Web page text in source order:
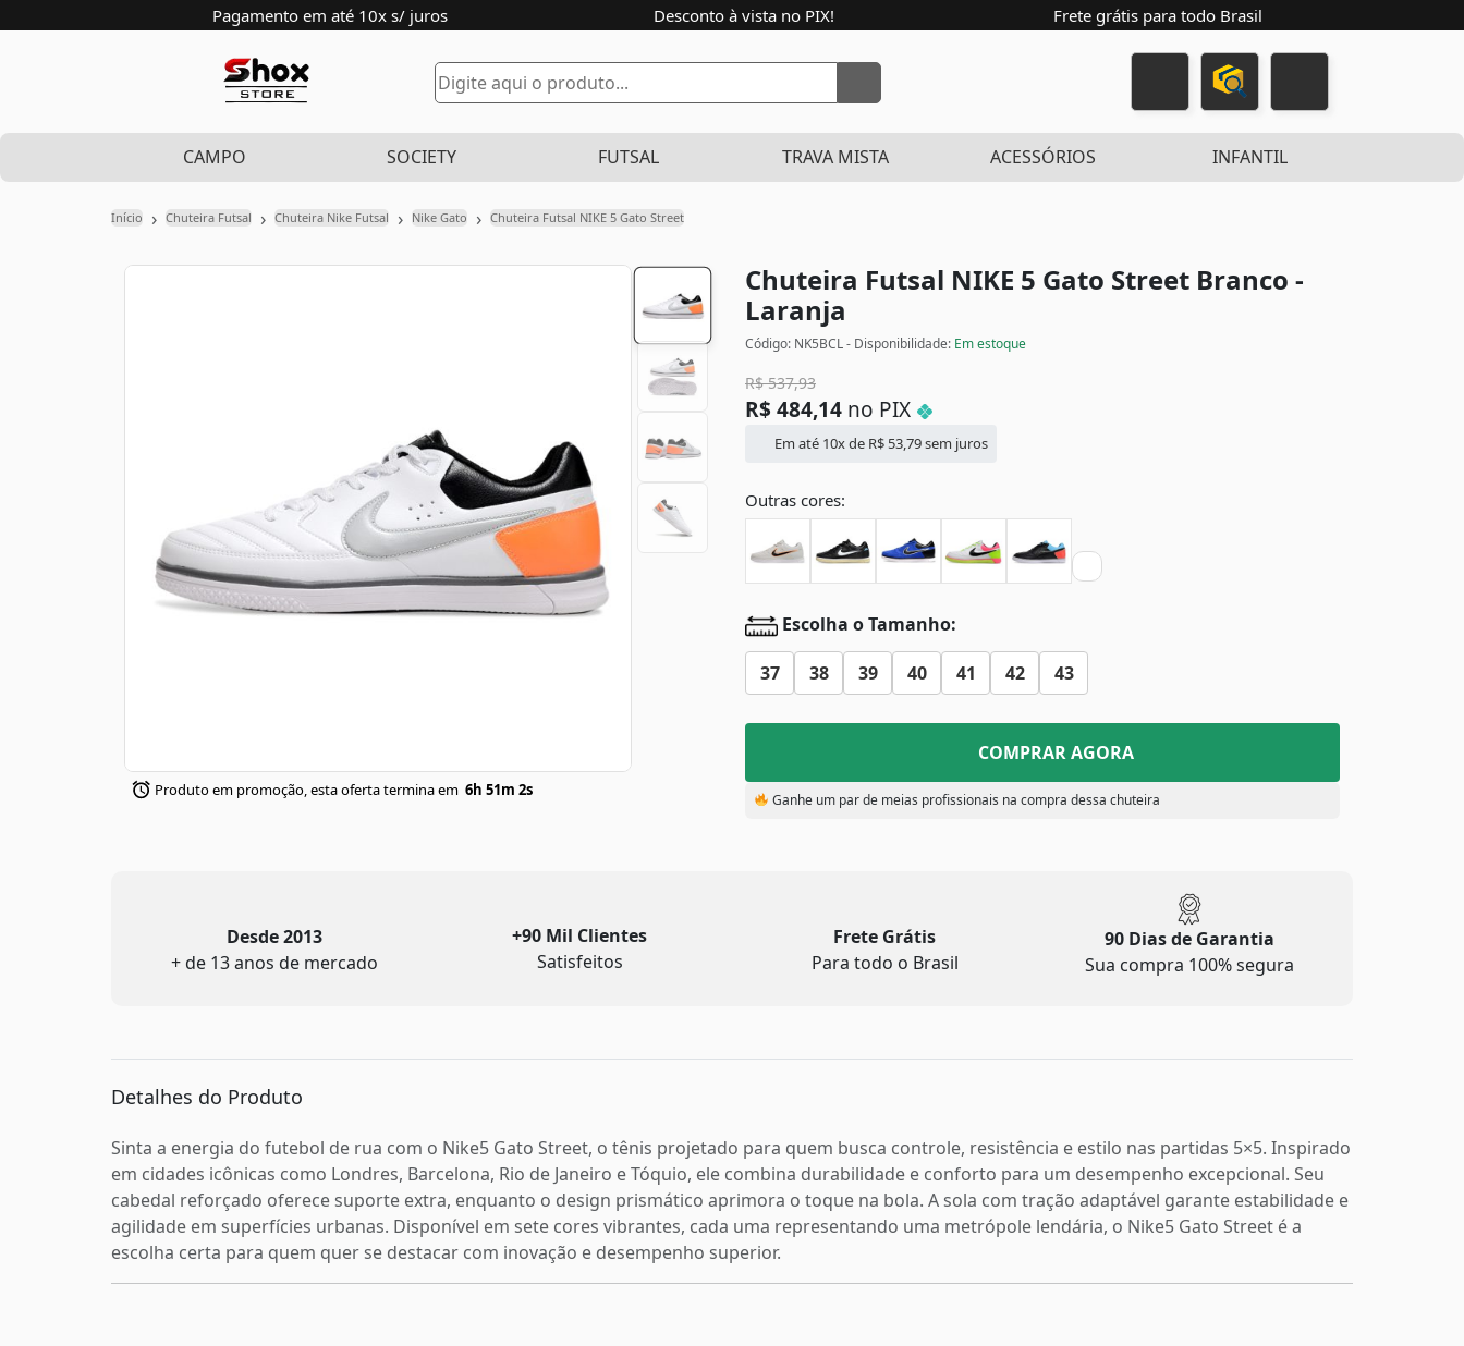
Pagamento em até 10x s/ juros Desconto à vista no PIX! Frete grátis para todo Brasil
CAMPO SOCIETY FUTSAL TRAVA MISTA ACESSÓRIOS INFANTIL
Início › Chuteira Futsal › Chuteira Nike Futsal › Nike Gato › Chuteira Futsal NIKE 5 Gato Street
Produto em promoção, esta oferta termina em 6h 51m 1s
Chuteira Futsal NIKE 5 Gato Street Branco -
Laranja
Código: NK5BCL - Disponibilidade: Em estoque
R$537,93
R$ 484,14 no PIX
Em até 10x de R$ 53,79sem juros
Outras cores:
Escolha o Tamanho:
37 38 39 40 41 42 43
COMPRAR AGORA
Ganhe um par de meias profissionais na compra dessa chuteira
Desde 2013
+ de 13 anos de mercado
+90 Mil Clientes
Satisfeitos
Frete Grátis
Para todo o Brasil
90 Dias de Garantia
Sua compra 100% segura
Detalhes do Produto
Sinta a energia do futebol de rua com o Nike5 Gato Street, o tênis projetado para quem busca controle, resistência e estilo nas partidas 5×5. Inspirado
em cidades icônicas como Londres, Barcelona, Rio de Janeiro e Tóquio, ele combina durabilidade e conforto para um desempenho excepcional. Seu
cabedal reforçado oferece suporte extra, enquanto o design prismático aprimora o toque na bola. A sola com tração adaptável garante estabilidade e
agilidade em superfícies urbanas. Disponível em sete cores vibrantes, cada uma representando uma metrópole lendária, o Nike5 Gato Street é a
escolha certa para quem quer se destacar com inovação e desempenho superior.